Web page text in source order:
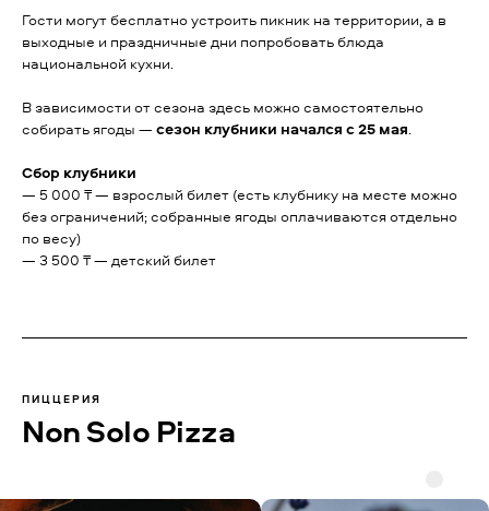
Гости могут бесплатно устроить пикник на территории, а в
выходные и праздничные дни попробовать блюда
национальной кухни.
В зависимости от сезона здесь можно самостоятельно
собирать ягоды — сезон клубники начался с 25 мая
Сбор клубники
— 5 000 ₸ — взрослый билет (есть клубнику на месте можно
без ограничений; собранные ягоды оплачиваются отдельно
по весу)
— 3 500 ₸ — детский билет
Non Solo Pizza
ПИЦЦЕРИЯ